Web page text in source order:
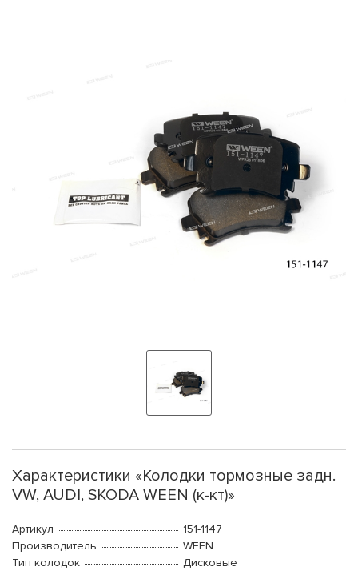
Характеристики «Колодки тормозные задн.
VW, AUDI, SKODA WEEN (к-кт)»
Артикул
151-1147
Производитель
WEEN
Тип колодок
Дисковые